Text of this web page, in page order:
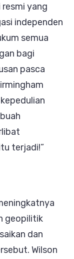
yang
independen
semua
bagi
pasca
terjadi!”
geopilitik
dan
Wilson